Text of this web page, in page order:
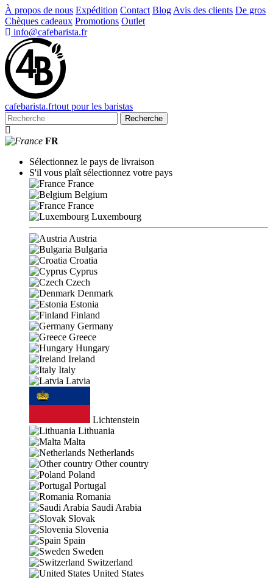
À propos de nous Expédition Contact Blog Avis des clients De gros
Chèques cadeaux Promotions Outlet
info@cafebarista.fr
cafebarista.frtout pour les baristas
Recherche
FR
Sélectionnez le pays de livraison
S'il vous plaît sélectionnez votre pays
France
Belgium
France
Luxembourg
Austria
Bulgaria
Croatia
Cyprus
Czech
Denmark
Estonia
Finland
Germany
Greece
Hungary
Ireland
Italy
Latvia
Lichtenstein
Lithuania
Malta
Netherlands
Other country
Poland
Portugal
Romania
Saudi Arabia
Slovak
Slovenia
Spain
Sweden
Switzerland
United States